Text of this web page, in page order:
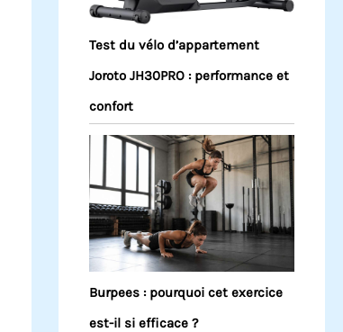
Test du vélo d’appartement
Joroto JH30PRO : performance et
confort
Burpees : pourquoi cet exercice
est-il si efficace ?